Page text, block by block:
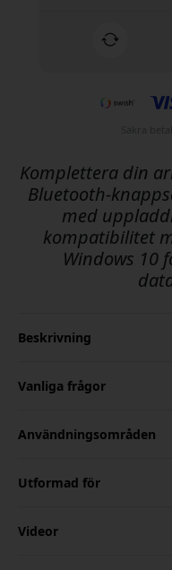
Komplettera din
Bluetooth-
med
kompatibilitet
Windows 10
Beskrivning
Vanliga frågor
Användningsområden
Utformad för
Videor